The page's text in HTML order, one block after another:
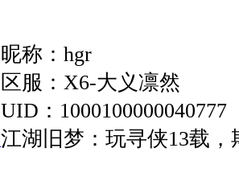
昵称：hgr
区服：X6-大义凛然
UID：1000100000040777
江湖旧梦：玩寻侠13载